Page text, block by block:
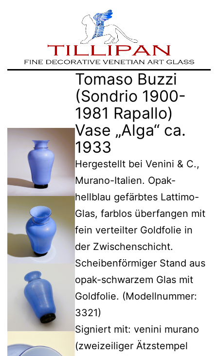
Zum
TILLIPAN
Tomaso Buzzi
(Sondrio 1900-
1981 Rapallo)
Vase „Alga“ ca.
1933
Hergestellt bei Venini & C.,
Murano-Italien. Opak-
hellblau gefärbtes Lattimo-
Glas, farblos überfangen mit
fein verteilter Goldfolie in
der Zwischenschicht.
Scheibenförmiger Stand aus
opak-schwarzem Glas mit
Goldfolie. (Modellnummer:
3321)
Signiert mit: venini murano
(zweizeiliger Ätzstempel